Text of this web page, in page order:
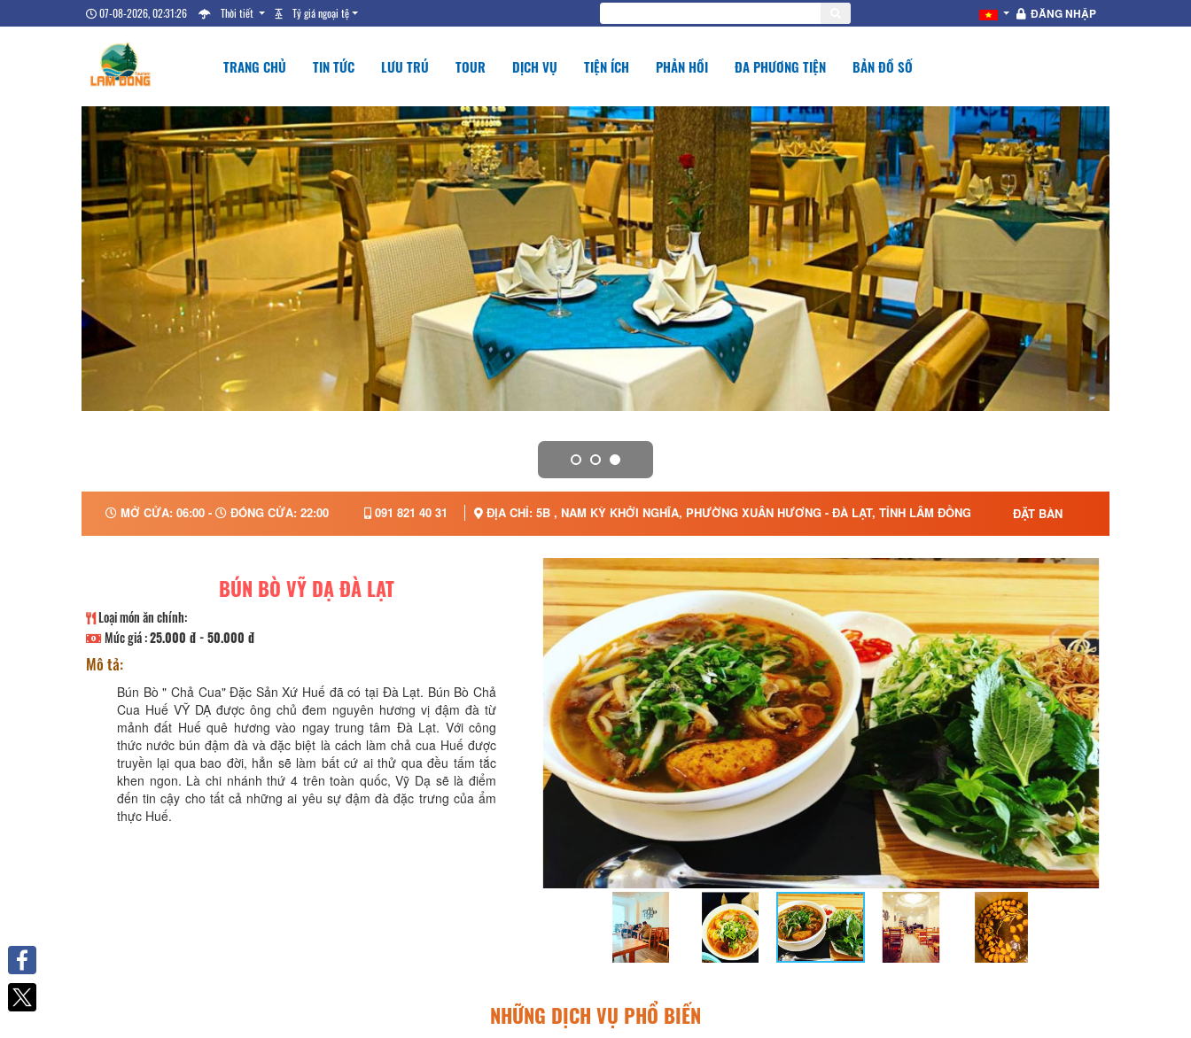
07-08-2026, 02:31:27 Thời tiết Tỷ giá ngoại tệ ĐĂNG NHẬP
TRANG CHỦ TIN TỨC LƯU TRÚ TOUR DỊCH VỤ TIỆN ÍCH PHẢN HỒI ĐA PHƯƠNG TIỆN BẢN ĐỒ SỐ
MỞ CỬA: 06:00 - ĐÓNG CỬA: 22:00 091 821 40 31 ĐỊA CHỈ: 5B , NAM KỲ KHỞI NGHĨA, PHƯỜNG XUÂN HƯƠNG - ĐÀ LẠT, TỈNH LÂM ĐỒNG ĐẶT BÀN
BÚN BÒ VỸ DẠ ĐÀ LẠT
Loại món ăn chính:
Mức giá :25.000 đ - 50.000 đ
Mô tả:
Bún Bò " Chả Cua" Đặc Sản Xứ Huế đã có tại Đà Lạt. Bún Bò Chả
Cua Huế VỸ DẠ được ông chủ đem nguyên hương vị đậm đà từ
mảnh đất Huế quê hương vào ngay trung tâm Đà Lạt. Với công
thức nước bún đậm đà và đặc biệt là cách làm chả cua Huế được
truyền lại qua bao đời, hẳn sẽ làm bất cứ ai thử qua đều tấm tắc
khen ngon. Là chi nhánh thứ 4 trên toàn quốc, Vỹ Dạ sẽ là điểm
đến tin cậy cho tất cả những ai yêu sự đậm đà đặc trưng của ẩm
thực Huế.
NHỮNG DỊCH VỤ PHỔ BIẾN
Facebook